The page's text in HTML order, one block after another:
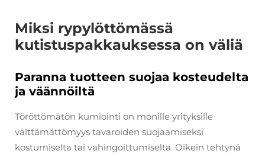
Miksi rypylöttömässä
kutistuspakkauksessa on väliä
Paranna tuotteen suojaa kosteudelta
ja väännöiltä
Töröttömätön kumiointi on monille yrityksille
välttämättömyys tavaroiden suojaamiseksi
kostumiselta tai vahingoittumiselta. Oikein tehtynä